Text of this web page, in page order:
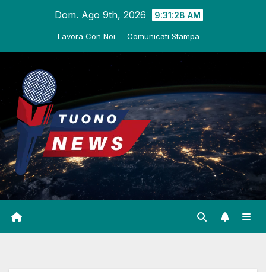
Dom. Ago 9th, 2026 9:31:29 AM
Lavora Con Noi Comunicati Stampa